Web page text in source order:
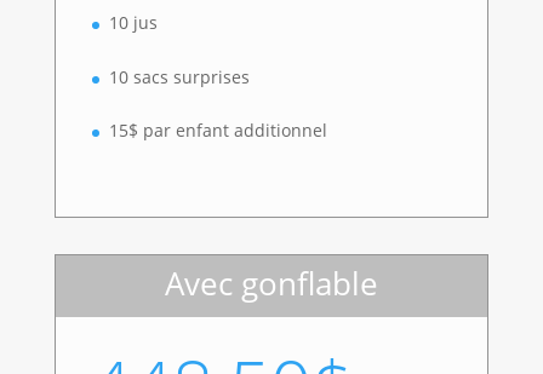
10 jus
10 sacs surprises
15$ par enfant additionnel
Avec gonflable